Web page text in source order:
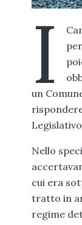
I
un
Nello
cui era
tratto in
regime